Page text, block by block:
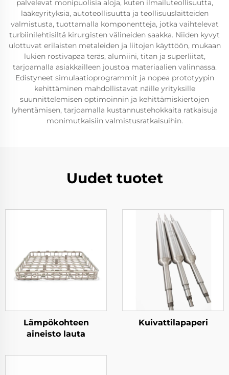
palvelevat monipuolisia aloja, kuten ilmailuteollisuutta,
lääkeyrityksiä, autoteollisuutta ja teollisuuslaitteiden
valmistusta, tuottamalla komponentteja, jotka vaihtelevat
turbiinilehtisiltä kirurgisten välineiden saakka. Niiden kyvyt
ulottuvat erilaisten metaleiden ja liitojen käyttöön, mukaan
lukien rostivapaa teräs, alumiini, titan ja superliitat,
tarjoamalla asiakkailleen joustoa materiaalien valinnassa.
Edistyneet simulaatioprogrammit ja nopea prototyypin
kehittäminen mahdollistavat näille yrityksille
suunnittelemisen optimoinnin ja kehittämiskiertojen
lyhentämisen, tarjoamalla kustannustehokkaita ratkaisuja
monimutkaisiin valmistusratkaisuihin.
Uudet tuotet
Lämpökohteen
aineisto lauta
Kuivattilapaperi